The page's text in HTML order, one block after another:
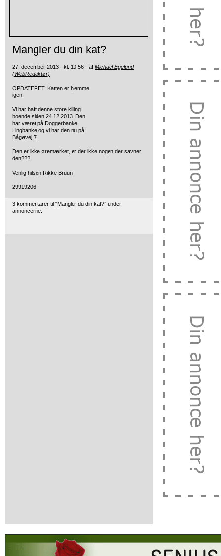
Mangler du din kat?
27. december 2013 - kl. 10:56 - af Michael Egelund
(WebRedaktør)
OPDATERET: Katten er hjemme
igen.
Vi har haft denne store killing
boende siden 24.12.2013. Den
har været på Doggerbanke,
Lingbanke og vi har den nu på
Bågøvej 7.
Den er ikke øremærket, er der ikke nogen der savner
den???
Venlig hilsen Rikke Bruun
29919206
3 kommentarer til “Mangler du din kat?” under
annoncerne.